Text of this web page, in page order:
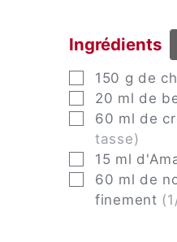
Ingrédients
▢
150 g de
▢
20 ml de
▢
60 ml de
tasse)
▢
15 ml
▢
60 ml de
finement